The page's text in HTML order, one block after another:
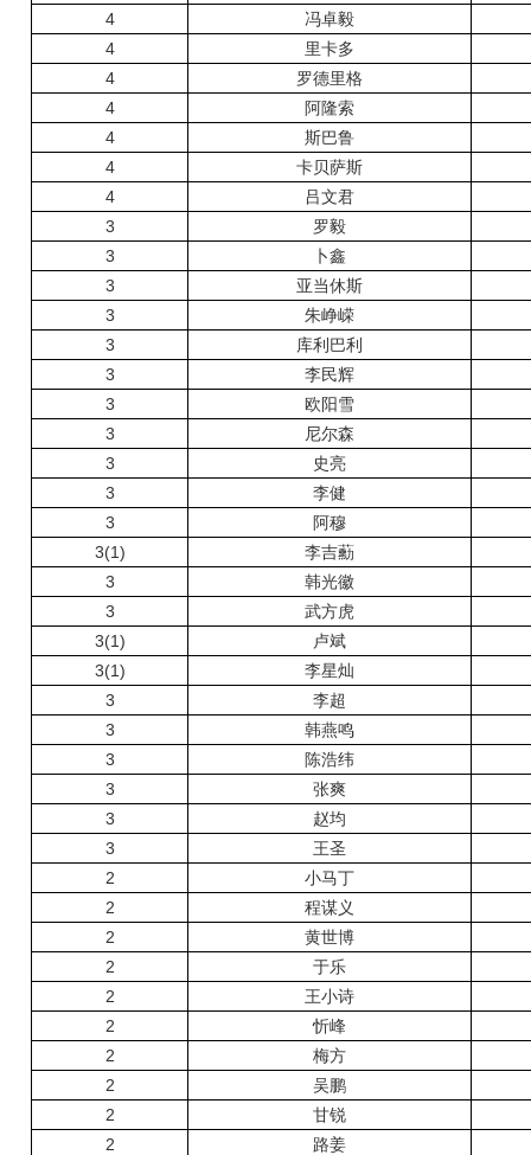
4
冯卓毅
4
里卡多
4
罗德里格
4
阿隆索
4
斯巴鲁
4
卡贝萨斯
4
吕文君
3
罗毅
3
卜鑫
3
亚当休斯
3
朱峥嵘
3
库利巴利
3
李民辉
3
欧阳雪
3
尼尔森
3
史亮
3
李健
3
阿穆
3(1)
李吉蘍
3
韩光徽
3
武方虎
3(1)
卢斌
3(1)
李星灿
3
李超
3
韩燕鸣
3
陈浩纬
3
张爽
3
赵均
3
王圣
2
小马丁
2
程谋义
2
黄世博
2
于乐
2
王小诗
2
忻峰
2
梅方
2
吴鹏
2
甘锐
2
路姜